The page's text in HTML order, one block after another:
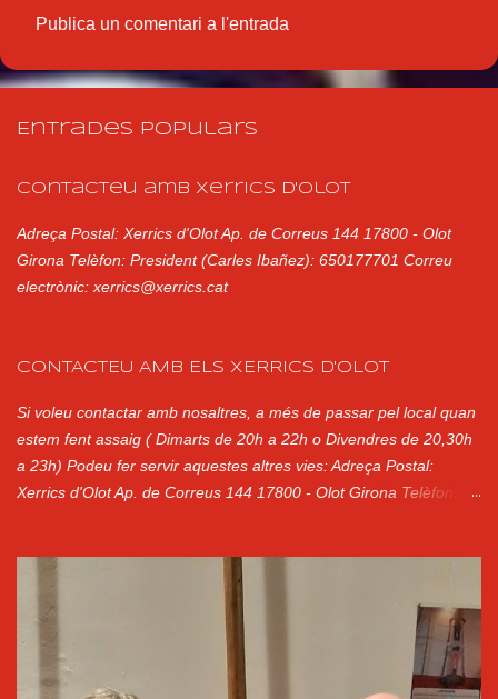
o
a
r
i
Publica un comentari a l'entrada
Entrades populars
Contacteu amb Xerrics d'Olot
Adreça Postal: Xerrics d'Olot Ap. de Correus 144 17800 - Olot
Girona Telèfon: President (Carles Ibañez): 650177701 Correu
electrònic: xerrics@xerrics.cat
CONTACTEU AMB ELS XERRICS D'OLOT
Si voleu contactar amb nosaltres, a més de passar pel local quan
estem fent assaig ( Dimarts de 20h a 22h o Divendres de 20,30h
a 23h) Podeu fer servir aquestes altres vies: Adreça Postal:
Xerrics d'Olot Ap. de Correus 144 17800 - Olot Girona Telèfon:
Xerrics Olot a Facebook @XerricsOlot a Twitter